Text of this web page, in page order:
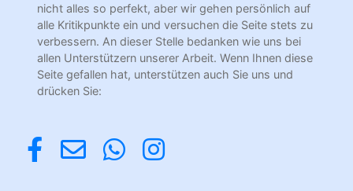
nicht alles so perfekt, aber wir gehen persönlich auf
alle Kritikpunkte ein und versuchen die Seite stets zu
verbessern. An dieser Stelle bedanken wie uns bei
allen Unterstützern unserer Arbeit. Wenn Ihnen diese
Seite gefallen hat, unterstützen auch Sie uns und
drücken Sie: